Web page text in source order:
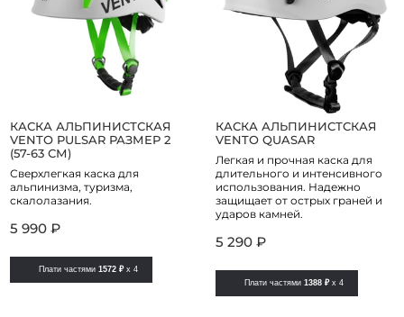
КАСКА АЛЬПИНИСТСКАЯ
VENTO PULSAR РАЗМЕР 2
(57-63 СМ)
Сверхлегкая каска для
альпинизма, туризма,
скалолазания.
5 990 ₽
Плати частями1572 ₽ x 4
КАСКА АЛЬПИНИСТСКАЯ
VENTO QUASAR
Легкая и прочная каска для
длительного и интенсивного
использования. Надежно
защищает от острых граней и
ударов камней.
5 290 ₽
Плати частями 1388 ₽ x 4